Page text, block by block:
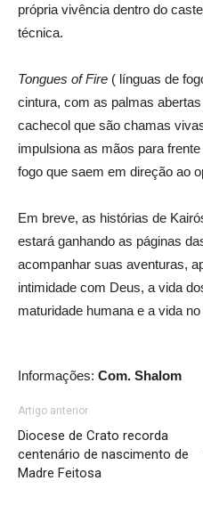
própria vivência dentro do
técnica.
Tongues of Fire ( línguas de
cintura, com as palmas
cachecol que são chamas
impulsiona as mãos para
fogo que saem em direção ao
Em breve, as histórias de
estará ganhando as páginas
acompanhar suas aventuras,
intimidade com Deus, a vida
maturidade humana e a vida
Informações: Com. Shalom
Artigo anterior
Diocese de Crato recorda
centenário de nascimento de
Madre Feitosa